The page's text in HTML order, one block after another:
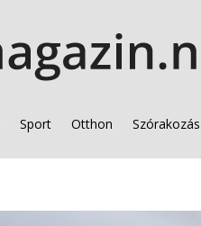
Sport Otthon Szórakozás